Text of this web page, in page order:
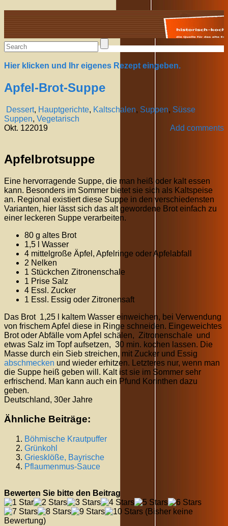
Alte Rezepte online
Hier klicken und Ihr eigenes Rezept eingeben.
Apfel-Brot-Suppe
Dessert, Hauptgerichte, Kaltschalen, Suppen, Süsse
Suppen, Vegetarisch
Add comments
Okt. 122019
Apfelbrotsuppe
Eine hervorragende Suppe, die man heiß oder kalt essen
kann. Besonders im Sommer bietet sie sich als Kaltspeise
an. Regional existiert diese Suppe in den verschiedensten
Varianten, hier lässt sich das alt gewordene Brot einfach zu
einer leckeren Suppe verarbeiten.
80 g altes Brot
1,5 l Wasser
4 mittelgroße Äpfel, Apfelringe oder Apfelabfall
2 Nelken
1 Stückchen Zitronenschale
1 Prise Salz
4 Essl. Zucker
1 Essl. Essig oder Zitronensaft
Das Brot 1,25 l kaltem Wasser einweichen, bei Verwendung
von frischem Apfel diese in Ringe schneiden. Eingeweichtes
Brot oder Abfälle vom Apfel schälen, Zitronenschale und
etwas Salz im Topf aufsetzen, 30 min. kochen lassen. Die
Masse durch ein Sieb streichen, mit Zucker und Essig
abschmecken und wieder erhitzen. Letzteres nur, wenn man
die Suppe heiß geben will. Kalt ist sie im Sommer sehr
erfrischend. Man kann auch ein Pfund Korinthen dazu
geben.
Deutschland, 30er Jahre
Ähnliche Beiträge:
Böhmische Krautpuffer
Grünkohl
Griesklöße, Bayrische
Pflaumenmus-Sauce
Bewerten Sie bitte den Beitrag
(Bisher keine
Bewertung)